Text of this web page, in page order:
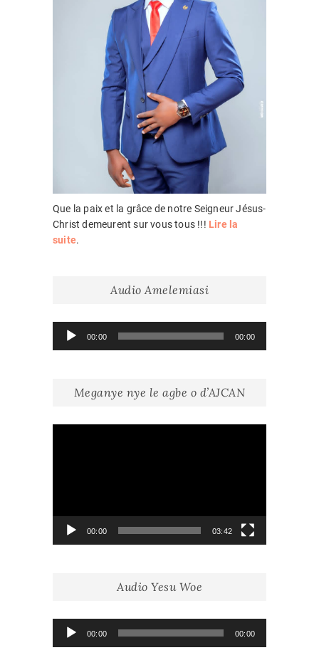
Que la paix et la grâce de notre Seigneur Jésus-
Christ demeurent sur vous tous !!! Lire la
suite.
Audio Amelemiasi
Lecteur
audio
00:00 00:00
Meganye nye le agbe o d’AJCAN
00:00 03:42
Audio Yesu Woe
Lecteur
audio
00:00 00:00